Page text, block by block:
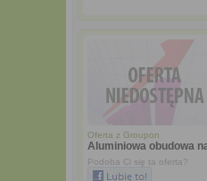
Oferta z Groupon
Aluminiowa obudowa
Podoba Ci się ta oferta?